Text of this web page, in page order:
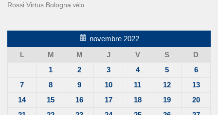
Rossi Virtus Bologna vélo
novembre 2022
L
M M J V S
D
1
2 3 4 5
6
7
8 9 10 11 12
13
14
15 16 17 18 19
20